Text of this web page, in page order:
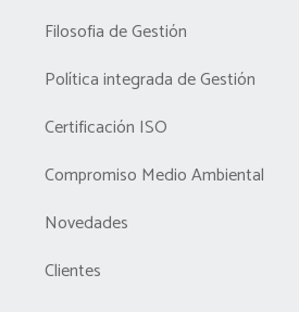
Filosofia de Gestión
Política integrada de Gestión
Certificación ISO
Compromiso Medio Ambiental
Novedades
Clientes